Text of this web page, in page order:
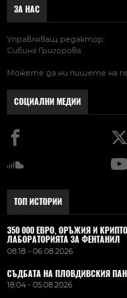
ЗА НАС
Управляващ редактор:
Сибина Григорова
Можете да ни пишете на
СОЦИАЛНИ МЕДИИ
ТОП ИСТОРИИ
350 000 ЕВРО, ОРЪЖИЯ И
ЛАБОРАТОРИЯТА ЗА ФЕНТАНИЛ
08:18 - 06.08.2026
СЪДБАТА НА ПЛОВДИВСКИЯ
18:04 - 05.08.2026